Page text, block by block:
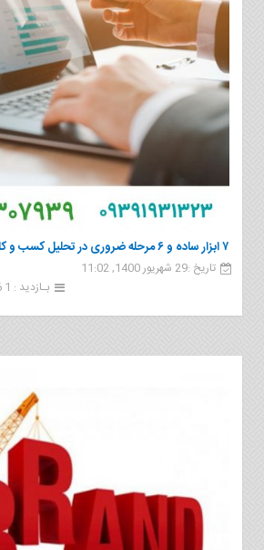
۷ ابزار ساده و ۶ مرحله ضروری در تحلیل کسب و کار
تاریخ :29 شهریور 1400, 11:02
بـازدید : 1 036